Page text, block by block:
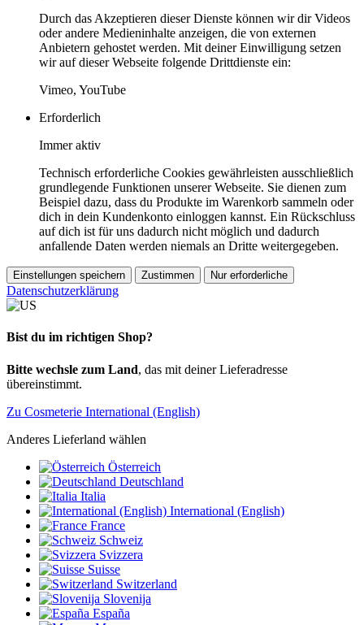
Durch das Akzeptieren dieser Dienste können wir dir Videos
oder andere Medieninhalte anzeigen, die von externen
Anbietern gehostet werden. Mit deiner Einwilligung setzen
wir auf dieser Webseite folgende Drittdienste ein:
Vimeo, YouTube
Erforderlich
Immer aktiv
Technisch erforderliche Cookies gewährleisten ausschließlich
grundlegende Funktionen unserer Webseite. Sie dienen zum
Beispiel dazu, dass du Produkte im Warenkorb sammeln oder
dich in dein Kundenkonto einloggen kannst. Ein Rückschluss
auf dich ist für uns dadurch nicht möglich und dadurch
anfallende Daten werden niemals an Dritte weitergegeben.
Einstellungen speichern Zustimmen Nur erforderliche
Datenschutzerklärung
Bist du im richtigen Shop?
Bitte wechsle zum Land, das mit deiner Lieferadresse
übereinstimmt.
Zu Cosmeterie International (English)
Anderes Lieferland wählen
Österreich
Deutschland
Italia
International (English)
France
Schweiz
Svizzera
Suisse
Switzerland
Slovenija
España